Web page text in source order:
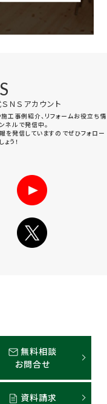
ＮＳアカウント
工事例紹介、リフォームお役立ち情
ルで発信中。
発信していますのでぜひフォロー
う！
無料相談
お問合せ
資料請求